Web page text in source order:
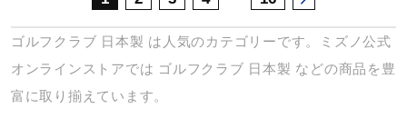
ゴルフクラブ 日本製 は人気のカテゴリーです。ミズノ公式
オンラインストアでは ゴルフクラブ 日本製 などの商品を豊
富に取り揃えています。